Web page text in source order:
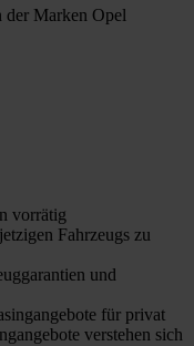
der Marken Opel
vorrätig
Fahrzeugs zu
und
für privat
verstehen sich